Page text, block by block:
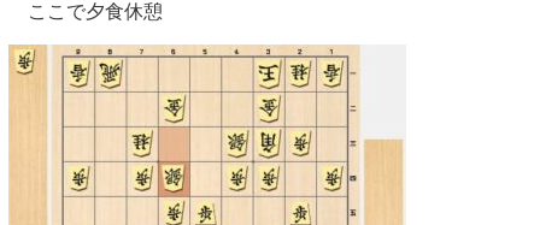
ここで夕食休憩